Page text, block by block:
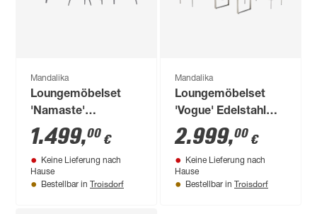
Mandalika
Loungemöbelset
'Namaste'
Aluminium anthrazit
5-teilig
1.499,00 €
Keine Lieferung nach
Hause
Bestellbar in Troisdorf
Mandalika
Loungemöbelset
'Vogue' Edelstahl
grau 4-teilig
2.999,00 €
Keine Lieferung nach
Hause
Bestellbar in Troisdorf